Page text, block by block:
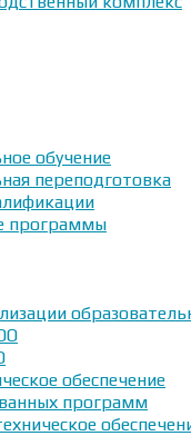
обучение
переподготовка
программы
обеспечение
программ